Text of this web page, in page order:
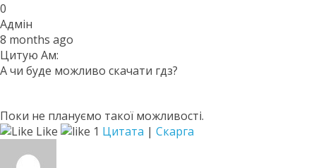
0
Адмін
8 months ago
Цитую Ам:
А чи буде можливо скачати гдз?
Поки не плануємо такої можливості.
Like
1 Цитата | Скарга